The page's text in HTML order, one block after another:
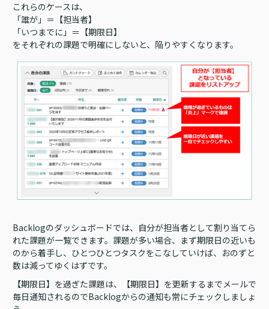
これらのケースは、
「誰が」＝【担当者】
「いつまでに」＝【期限日】
をそれぞれの課題で明確にしないと、陥りやすくなります。
Backlogのダッシュボードでは、自分が担当者として割り当てら
れた課題が一覧できます。課題が多い場合、まず期限日の近いも
のから着手し、ひとつひとつタスクをこなしていけば、おのずと
数は減ってゆくはずです。
【期限日】を過ぎた課題は、【期限日】を更新するまでメールで
毎日通知されるのでBacklogからの通知も常にチェックしましょ